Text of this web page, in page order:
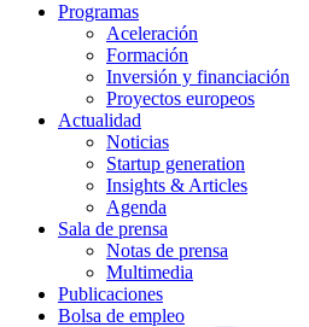
Programas
Aceleración
Formación
Inversión y financiación
Proyectos europeos
Actualidad
Noticias
Startup generation
Insights & Articles
Agenda
Sala de prensa
Notas de prensa
Multimedia
Publicaciones
Bolsa de empleo